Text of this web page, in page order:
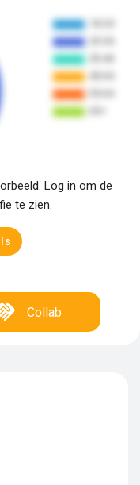
Log in om de
te zien.
Collab